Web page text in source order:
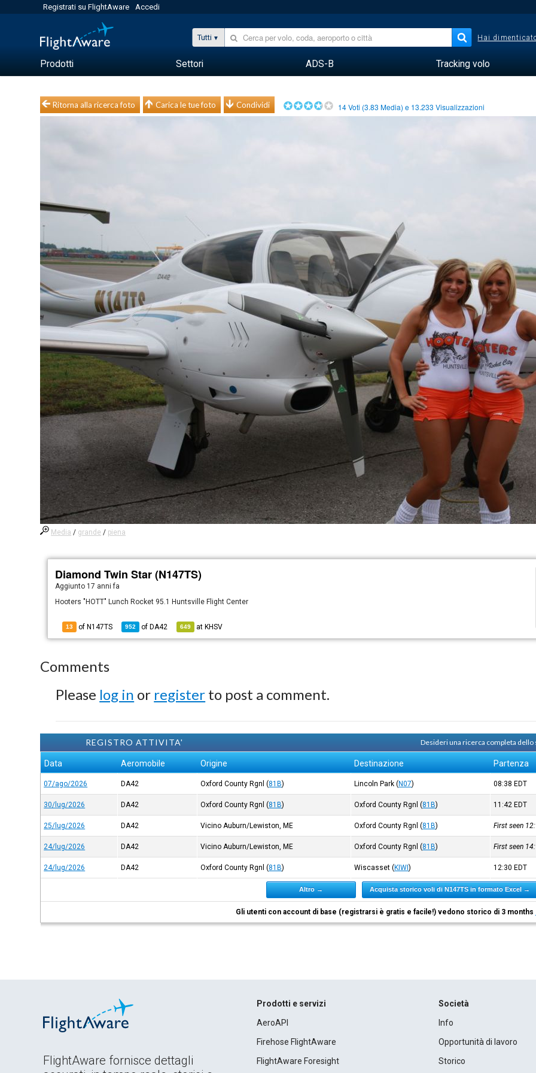
Registrati su FlightAware Accedi
Tutti Hai
Prodotti Settori ADS-B Tracking volo
Ritorna alla ricerca foto Carica le tue foto Condividi 14Voti (3.83 Media) e 13.233 Visualizzazioni
Media / grande / piena
Diamond Twin Star (N147TS)
Aggiunto 17 anni fa
Hooters "HOTT" Lunch Rocket 95.1 Huntsville Flight Center
13 of N147TS 952 of DA42 649 at KHSV
Comments
Please log in or register to post a comment.
REGISTRO ATTIVITA' Desideri una ricerca completa dello
Data Aeromobile Origine Destinazione Partenza
07/ago/2026 DA42 Oxford County Rgnl (81B) Lincoln Park (N07) 08:38 EDT
30/lug/2026 DA42 Oxford County Rgnl (81B) Oxford County Rgnl (81B) 11:42 EDT
25/lug/2026 DA42 Vicino Auburn/Lewiston, ME Oxford County Rgnl (81B) First seen
24/lug/2026 DA42 Vicino Auburn/Lewiston, ME Oxford County Rgnl (81B) First seen
24/lug/2026 DA42 Oxford County Rgnl (81B) Wiscasset (KIWI) 12:30 EDT
Altro → Acquista storico voli di N147TS in formato Excel →
Gli utenti con account di base (registrarsi è gratis e facile!) vedono storico di 3 months
FlightAware fornisce dettagli
Prodotti e servizi
AeroAPI
Firehose FlightAware
FlightAware Foresight
Società
Info
Opportunità di lavoro
Storico